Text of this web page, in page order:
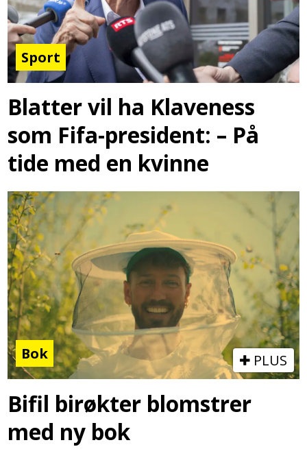
Sport
Blatter vil ha Klaveness
som Fifa-president: – På
tide med en kvinne
Bok PLUS
Bifil birøkter blomstrer
med ny bok